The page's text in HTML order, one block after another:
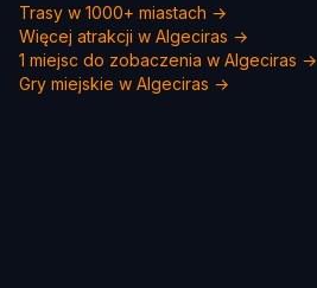
Trasy w 1000+ miastach →
Więcej atrakcji w Algeciras →
1 miejsc do zobaczenia w Algeciras →
Gry miejskie w Algeciras →